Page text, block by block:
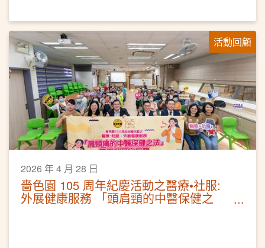
活動回顧
2026 年 4 月 28 日
嗇色園 105 周年紀慶活動之醫療•社服:
外展健康服務 「頭肩頸的中醫保健之